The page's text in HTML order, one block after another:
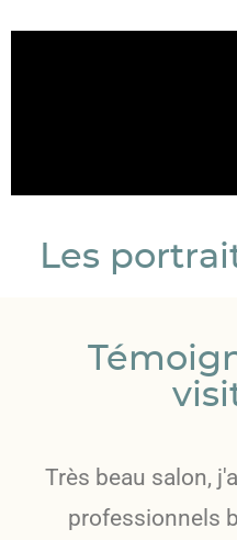
Les
Très beau salon,
professionnels